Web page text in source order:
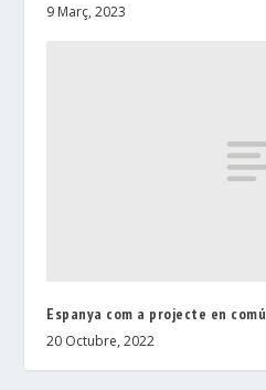
9 Març, 2023
Espanya com a projecte en comú
20 Octubre, 2022